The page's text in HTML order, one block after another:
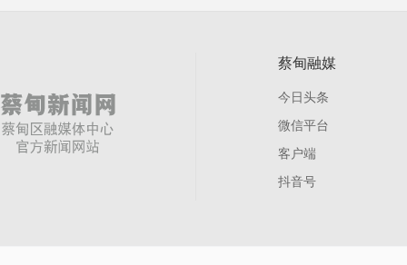
蔡甸融媒
今日头条
微信平台
客户端
抖音号